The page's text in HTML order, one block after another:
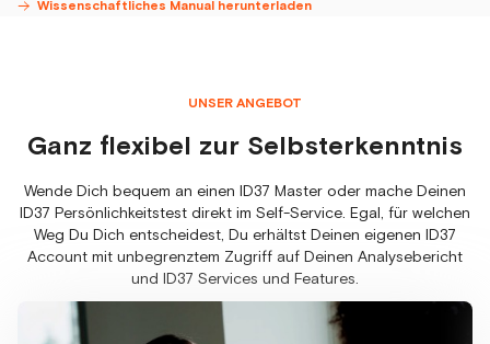
Wissenschaftliches Manual herunterladen
UNSER ANGEBOT
Ganz flexibel zur Selbsterkenntnis
Wende Dich bequem an einen ID37 Master oder mache Deinen
ID37 Persönlichkeitstest direkt im Self-Service. Egal, für welchen
Weg Du Dich entscheidest, Du erhältst Deinen eigenen ID37
Account mit unbegrenztem Zugriff auf Deinen Analysebericht
und ID37 Services und Features.